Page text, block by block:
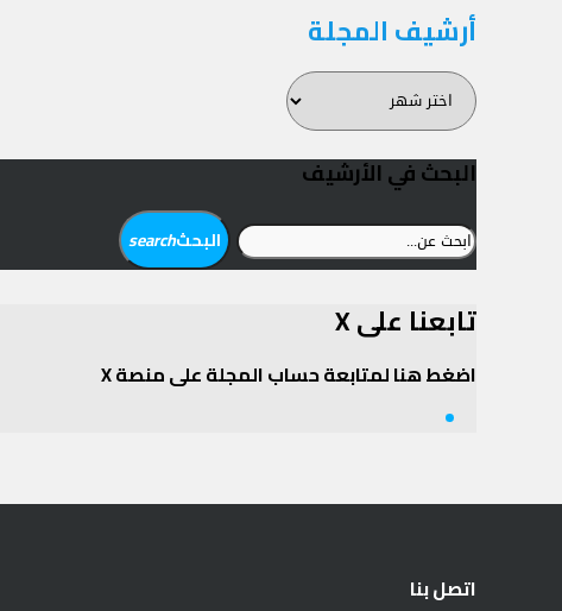
أرشيف المجلة
أرشيف
المجلة
البحث في الأرشيف
ابحث
عن:
البحثsearch
تابعنا على X
اضغط هنا لمتابعة حساب المجلة على منصة X
اتصل بنا